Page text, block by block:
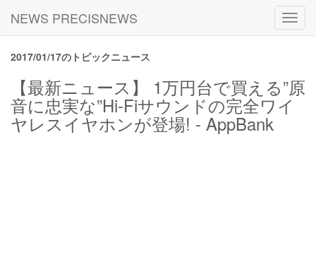
NEWS PRECISNEWS
2017/01/17のトピックニュース
【最新ニュース】 1万円台で買える”原
音に忠実な”Hi-Fiサウンドの完全ワイ
ヤレスイヤホンが登場! - AppBank